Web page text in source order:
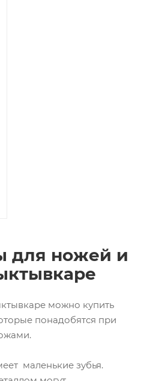
для ножей и
можно купить
понадобятся при
маленькие зубья.